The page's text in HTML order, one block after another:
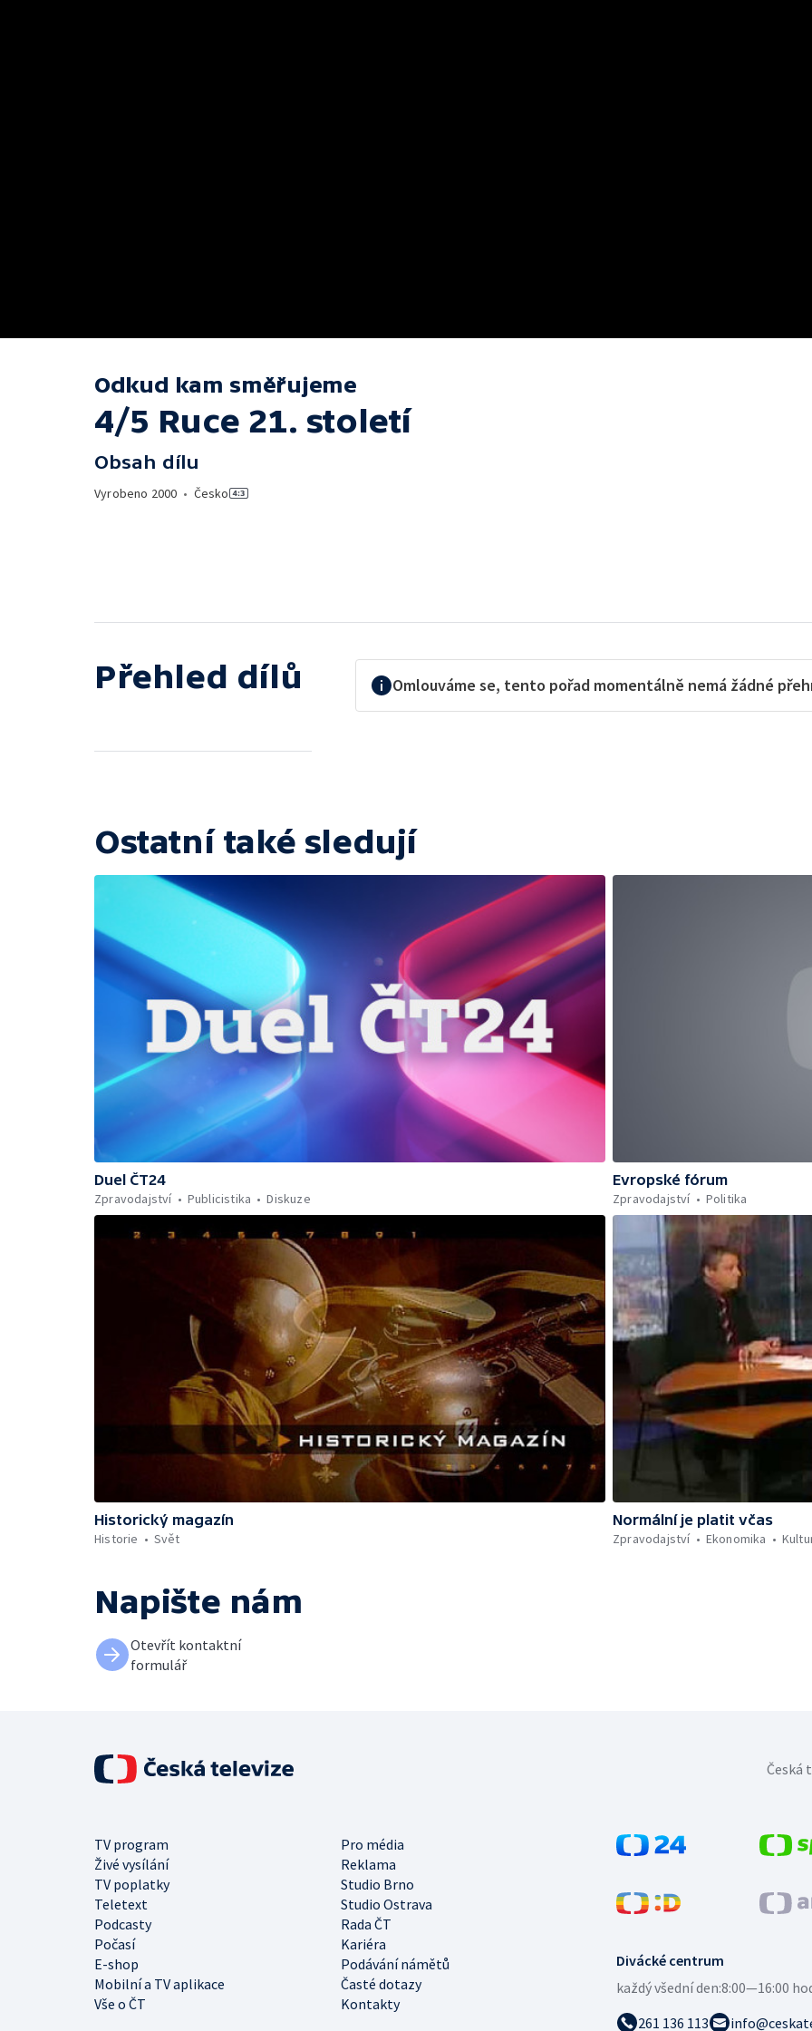
Odkud kam směřujeme
4/5 Ruce 21. století
Obsah dílu
Vyrobeno 2000 • Česko
Přehled dílů Omlouváme se, tento pořad momentálně nemá žádné
Ostatní také sledují
Duel ČT24
Zpravodajství
Publicistika Diskuze
Evropské fórum
Zpravodajství
Politika
Historický magazín
Historie
Svět
Normální je platit včas
Zpravodajství
Ekonomika
Napište nám
Otevřít kontaktní
formulář
Divácké centrum
každý všední den:8:00—16:00
261 136 113
TV program
Pro média
Živé vysílání
Reklama
TV poplatky
Studio Brno
Teletext
Studio Ostrava
Podcasty
Rada ČT
Počasí
Kariéra
E-shop
Podávání námětů
Mobilní a TV aplikace
Časté dotazy
Vše o ČT
Kontakty
Česká